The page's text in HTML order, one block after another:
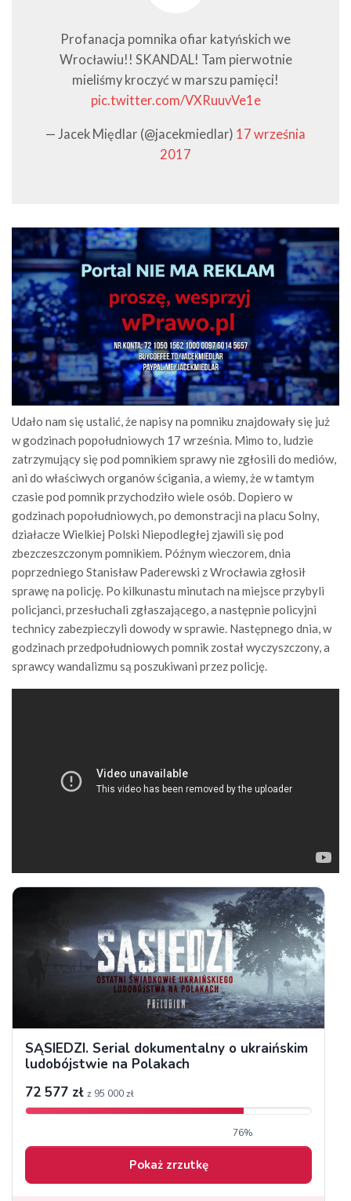
Profanacja pomnika ofiar katyńskich we
Wrocławiu!! SKANDAL! Tam pierwotnie
mieliśmy kroczyć w marszu pamięci!
pic.twitter.com/VXRuuvVe1e
— Jacek Międlar (@jacekmiedlar) 17 września
2017
Udało nam się ustalić, że napisy na pomniku znajdowały się już
w godzinach popołudniowych 17 września. Mimo to, ludzie
zatrzymujący się pod pomnikiem sprawy nie zgłosili do mediów,
ani do właściwych organów ścigania, a wiemy, że w tamtym
czasie pod pomnik przychodziło wiele osób. Dopiero w
godzinach popołudniowych, po demonstracji na placu Solny,
działacze Wielkiej Polski Niepodległej zjawili się pod
zbezczeszczonym pomnikiem. Późnym wieczorem, dnia
poprzedniego Stanisław Paderewski z Wrocławia zgłosił
sprawę na policję. Po kilkunastu minutach na miejsce przybyli
policjanci, przesłuchali zgłaszającego, a następnie policyjni
technicy zabezpieczyli dowody w sprawie. Następnego dnia, w
godzinach przedpołudniowych pomnik został wyczyszczony, a
sprawcy wandalizmu są poszukiwani przez policję.